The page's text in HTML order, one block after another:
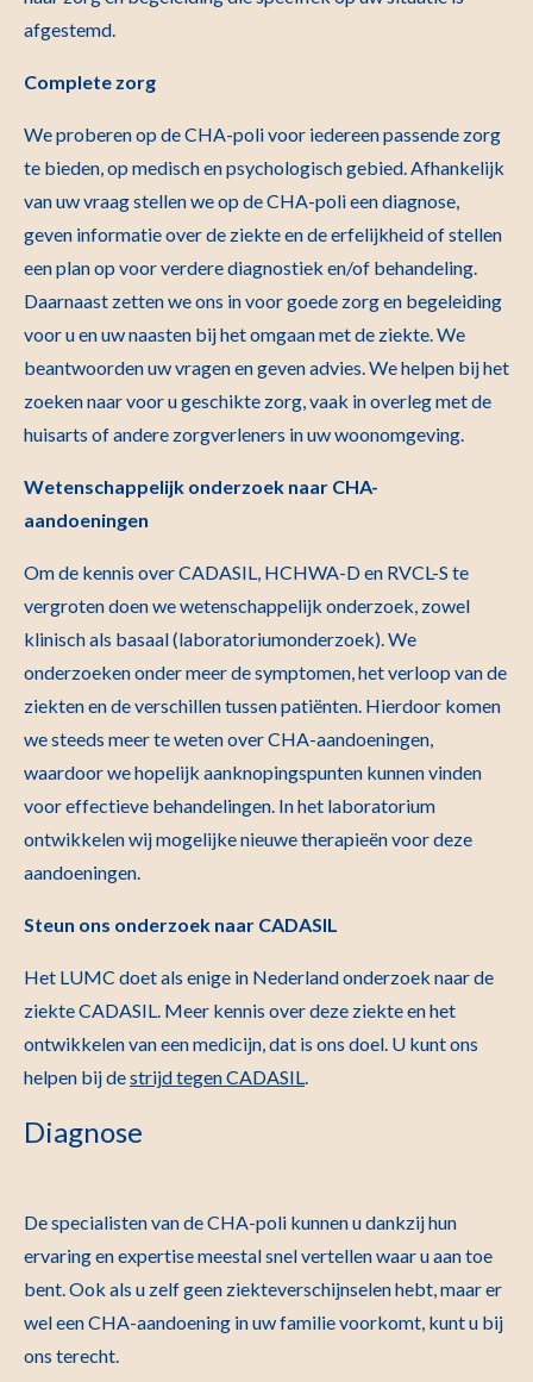
afgestemd.
Complete zorg
We proberen op de CHA-poli voor iedereen passende zorg
te bieden, op medisch en psychologisch gebied. Afhankelijk
van uw vraag stellen we op de CHA-poli een diagnose,
geven informatie over de ziekte en de erfelijkheid of stellen
een plan op voor verdere diagnostiek en/of behandeling.
Daarnaast zetten we ons in voor goede zorg en begeleiding
voor u en uw naasten bij het omgaan met de ziekte. We
beantwoorden uw vragen en geven advies. We helpen bij het
zoeken naar voor u geschikte zorg, vaak in overleg met de
huisarts of andere zorgverleners in uw woonomgeving.
Wetenschappelijk onderzoek naar CHA-
aandoeningen
Om de kennis over CADASIL, HCHWA-D en RVCL-S te
vergroten doen we wetenschappelijk onderzoek, zowel
klinisch als basaal (laboratoriumonderzoek). We
onderzoeken onder meer de symptomen, het verloop van de
ziekten en de verschillen tussen patiënten. Hierdoor komen
we steeds meer te weten over CHA-aandoeningen,
waardoor we hopelijk aanknopingspunten kunnen vinden
voor effectieve behandelingen. In het laboratorium
ontwikkelen wij mogelijke nieuwe therapieën voor deze
aandoeningen.
Steun ons onderzoek naar CADASIL
Het LUMC doet als enige in Nederland onderzoek naar de
ziekte CADASIL. Meer kennis over deze ziekte en het
ontwikkelen van een medicijn, dat is ons doel. U kunt ons
helpen bij destrijd tegen CADASIL.
Diagnose
De specialisten van de CHA-poli kunnen u dankzij hun
ervaring en expertise meestal snel vertellen waar u aan toe
bent. Ook als u zelf geen ziekteverschijnselen hebt, maar er
wel een CHA-aandoening in uw familie voorkomt, kunt u bij
ons terecht.